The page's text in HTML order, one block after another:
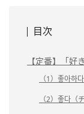
目次
【定番】「好
（1）좋아하
（2）좋다（